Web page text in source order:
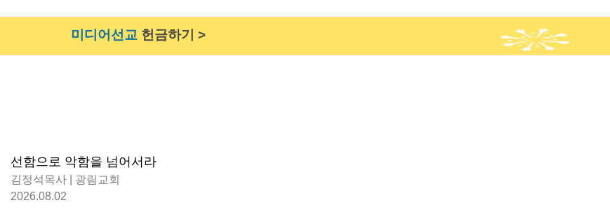
미디어선교 헌금하기 >
선함으로 악함을 넘어서라
김정석목사 | 광림교회
2026.08.02